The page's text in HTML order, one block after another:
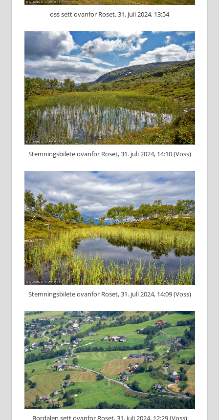
oss sett ovanfor Roset, 31. juli 2024, 13:54
Stemningsbilete ovanfor Roset, 31. juli 2024, 14:10 (Voss)
Stemningsbilete ovanfor Roset, 31. juli 2024, 14:09 (Voss)
Bordalen sett ovanfor Roset, 31. juli 2024, 12:29 (Voss)